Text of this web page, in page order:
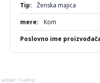
Ženska majica
Kom